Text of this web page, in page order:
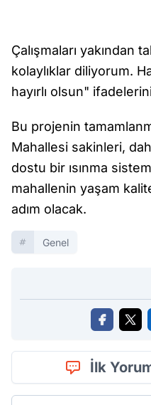
Çalışmaları yakından
kolaylıklar diliyorum.
hayırlı olsun"
Bu projenin
Mahallesi sakinleri,
dostu bir ısınma
mahallenin yaşam
adım olacak.
Genel
İlk